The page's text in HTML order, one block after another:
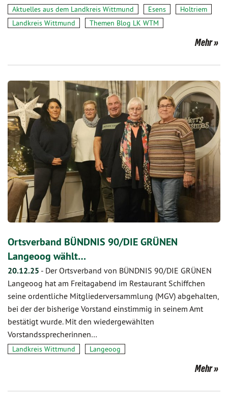
Aktuelles aus dem Landkreis Wittmund Esens
Holtriem
Landkreis Wittmund
Themen Blog LK WTM
Mehr
Ortsverband BÜNDNIS 90/DIE GRÜNEN
Langeoog wählt…
20.12.25 - Der Ortsverband von BÜNDNIS 90/DIE GRÜNEN
Langeoog hat am Freitagabend im Restaurant Schiffchen
seine ordentliche Mitgliederversammlung (MGV) abgehalten,
bei der der bisherige Vorstand einstimmig in seinem Amt
bestätigt wurde. Mit den wiedergewählten
Vorstandssprecherinnen…
Landkreis Wittmund Langeoog
Mehr